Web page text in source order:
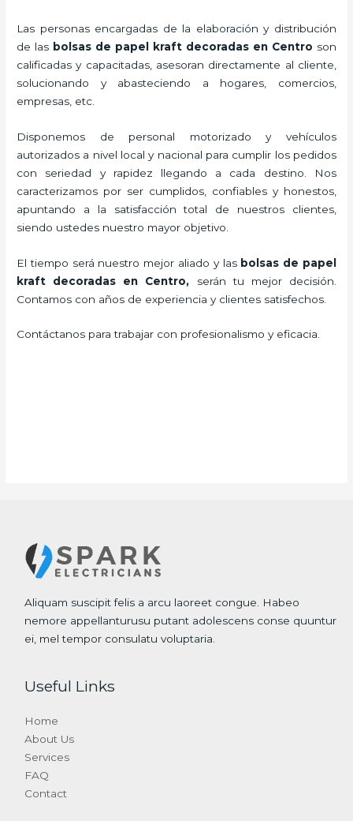
Las personas encargadas de la elaboración y distribución
de las bolsas de papel kraft decoradas en Centro son
calificadas y capacitadas, asesoran directamente al cliente,
solucionando y abasteciendo a hogares, comercios,
empresas, etc.
Disponemos de personal motorizado y vehículos
autorizados a nivel local y nacional para cumplir los pedidos
con seriedad y rapidez llegando a cada destino. Nos
caracterizamos por ser cumplidos, confiables y honestos,
apuntando a la satisfacción total de nuestros clientes,
siendo ustedes nuestro mayor objetivo.
El tiempo será nuestro mejor aliado y las bolsas de papel
kraft decoradas en Centro, serán tu mejor decisión.
Contamos con años de experiencia y clientes satisfechos.
Contáctanos para trabajar con profesionalismo y eficacia.
Aliquam suscipit felis a arcu laoreet congue. Habeo
nemore appellanturusu putant adolescens conse quuntur
ei, mel tempor consulatu voluptaria.
Useful Links
Home
About Us
Services
FAQ
Contact